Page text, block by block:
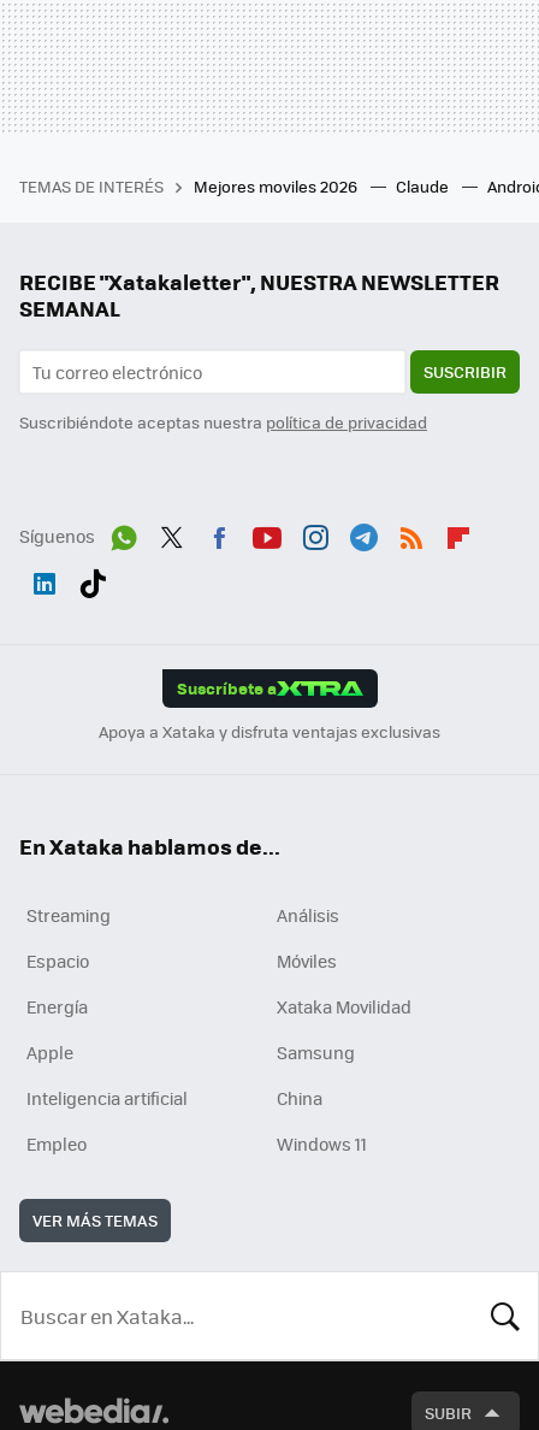
TEMAS DE INTERÉS Mejores moviles 2026 Claude
RECIBE "Xatakaletter", NUESTRA NEWSLETTER
SEMANAL
SUSCRIBIR
Suscribiéndote aceptas nuestra política de privacidad
Síguenos
Suscríbete a
Apoya a Xataka y disfruta ventajas exclusivas
En Xataka hablamos de...
Streaming
Análisis
Espacio
Móviles
Energía
Xataka Movilidad
Apple
Samsung
Inteligencia artificial
China
Empleo
Windows 11
VER MÁS TEMAS
SUBIR